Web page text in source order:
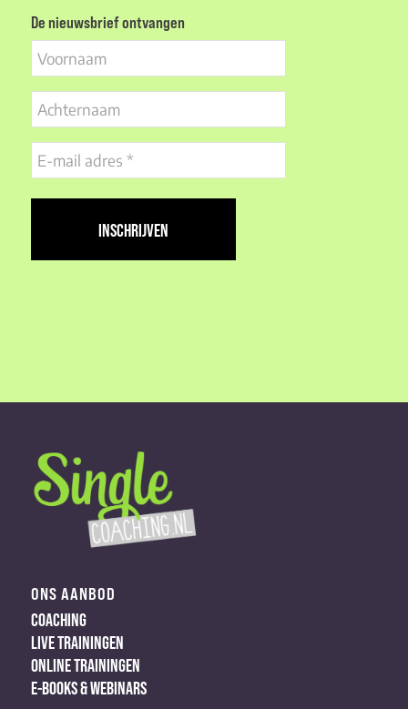
De nieuwsbrief ontvangen
Voornaam
Achternaam
E-
mail
ONS AANBOD
COACHING
LIVE TRAININGEN
ONLINE TRAININGEN
E-BOOKS & WEBINARS